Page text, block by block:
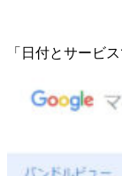
「日付とサービ